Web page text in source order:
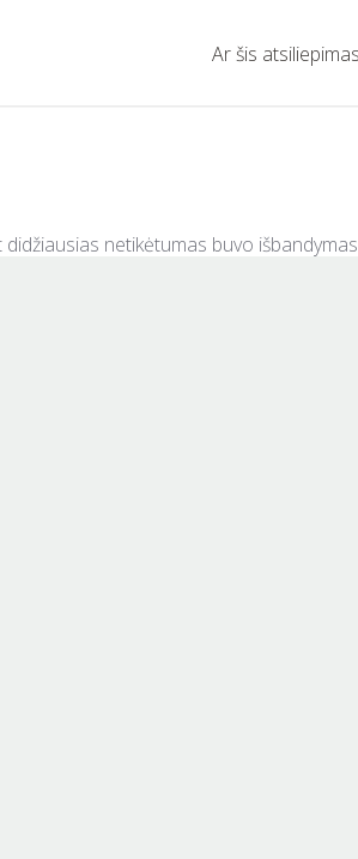
netikėtumas buvo išbandymas